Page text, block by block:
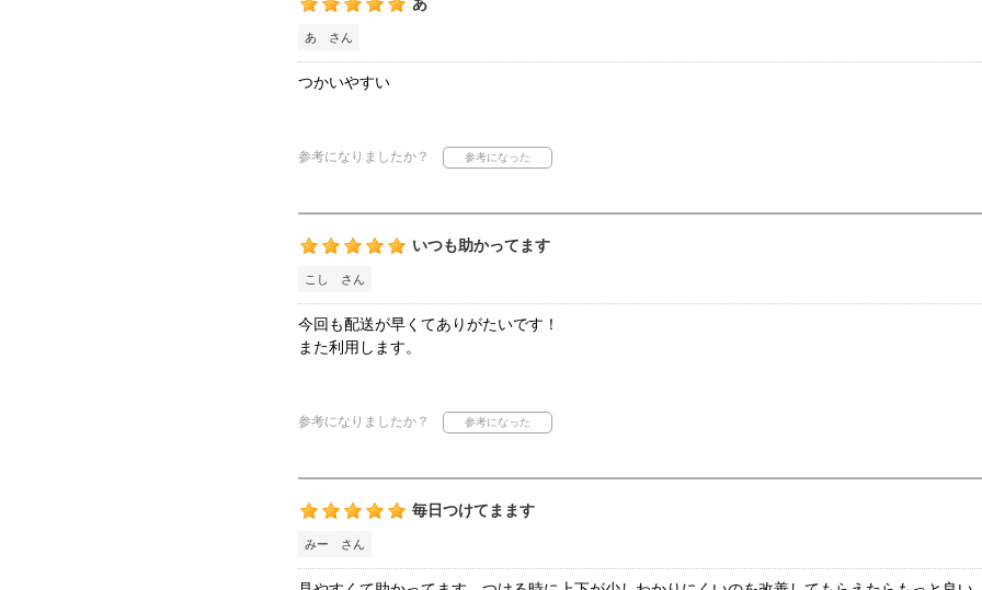
あ さん
つかいやすい
参考になりましたか？
いつも助かってます
こし さん
今回も配送が早くてありがたいです！
また利用します。
参考になりましたか？
毎日つけてまます
みー さん